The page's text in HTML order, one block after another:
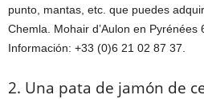
punto, mantas, etc. que puedes
Chemla. Mohair d’Aulon en Pyrénées
Información: +33 (0)6 21 02 87 37.
2. Una pata de jamón de